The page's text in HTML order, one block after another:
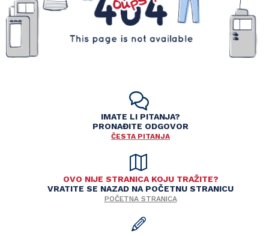
IMATE LI PITANJA?
PRONAĐITE ODGOVOR
ČESTA PITANJA
OVO NIJE STRANICA KOJU TRAŽITE?
VRATITE SE NAZAD NA POČETNU STRANICU
POČETNA STRANICA